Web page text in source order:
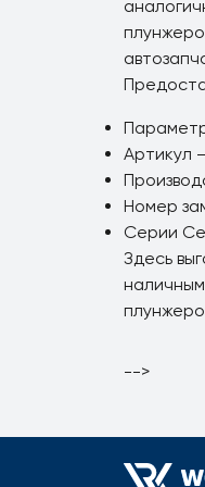
Артикул
Номер
Серии
Здесь
-->